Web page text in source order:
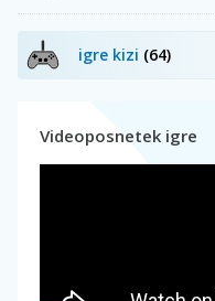
igre kizi (64)
Videoposnetek igre